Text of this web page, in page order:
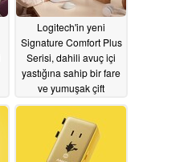
Logitech'in yeni
Signature Comfort Plus
Serisi, dahili avuç içi
yastığına sahip bir fare
ve yumuşak çift
köpüklü bilek
desteğine sahip bir
klavye sunuyor
05/29/2026